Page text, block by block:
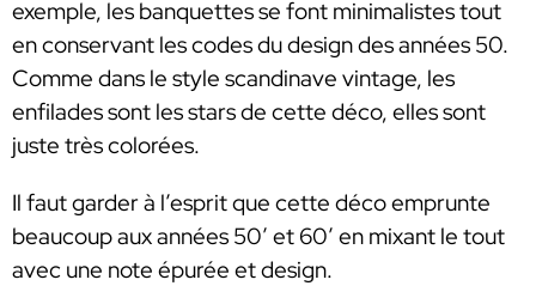
exemple, les banquettes se font minimalistes tout
en conservant les codes du design des années 50.
Comme dans le style scandinave vintage, les
enfilades sont les stars de cette déco, elles sont
juste très colorées.
Il faut garder à l’esprit que cette déco emprunte
beaucoup aux années 50’ et 60’ en mixant le tout
avec une note épurée et design.